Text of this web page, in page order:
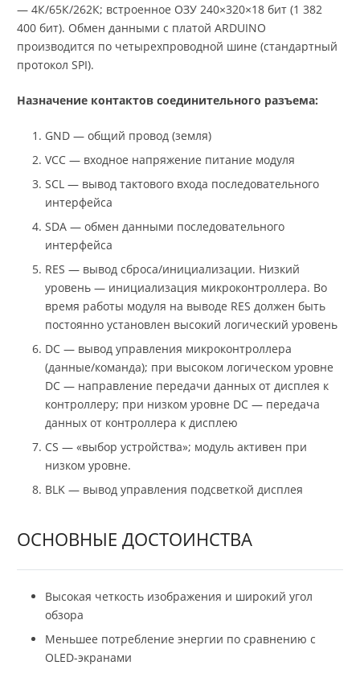
— 4К/65К/262К; встроенное ОЗУ 240×320×18 бит (1 382
400 бит). Обмен данными с платой ARDUINO
производится по четырехпроводной шине (стандартный
протокол SPI).
Назначение контактов соединительного разъема:
GND — общий провод (земля)
VCC — входное напряжение питание модуля
SCL — вывод тактового входа последовательного
интерфейса
SDA — обмен данными последовательного
интерфейса
RES — вывод сброса/инициализации. Низкий
уровень — инициализация микроконтроллера. Во
время работы модуля на выводе RES должен быть
постоянно установлен высокий логический уровень
DC — вывод управления микроконтроллера
(данные/команда); при высоком логическом уровне
DC — направление передачи данных от дисплея к
контроллеру; при низком уровне DC — передача
данных от контроллера к дисплею
CS — «выбор устройства»; модуль активен при
низком уровне.
BLK — вывод управления подсветкой дисплея
ОСНОВНЫЕ ДОСТОИНСТВА
Высокая четкость изображения и широкий угол
обзора
Меньшее потребление энергии по сравнению с
OLED-экранами